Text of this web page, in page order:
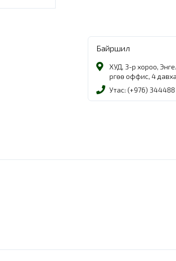
Байршил
ХУД, 3-р хороо,
Өргөө оффис, 4
Утас: (+976) 344488